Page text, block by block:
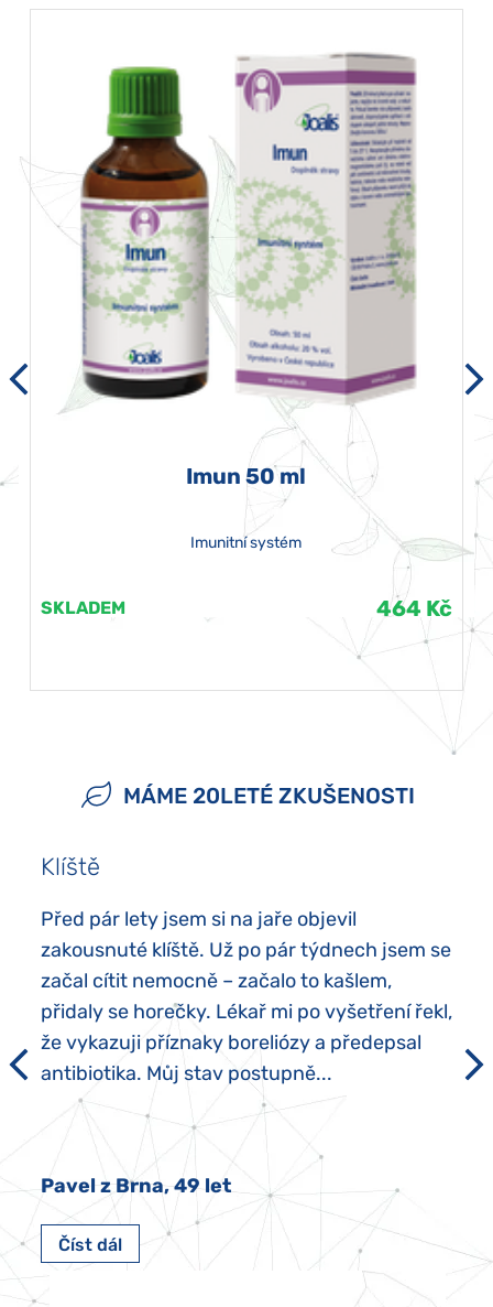
Imun 50 ml
Imunitní systém
SKLADEM 464 Kč
MÁME 20LETÉ ZKUŠENOSTI
Klíště
Před pár lety jsem si na jaře objevil
zakousnuté klíště. Už po pár týdnech jsem se
začal cítit nemocně – začalo to kašlem,
přidaly se horečky. Lékař mi po vyšetření řekl,
že vykazuji příznaky boreliózy a předepsal
antibiotika. Můj stav postupně...
Pavel z Brna, 49 let
Číst dál